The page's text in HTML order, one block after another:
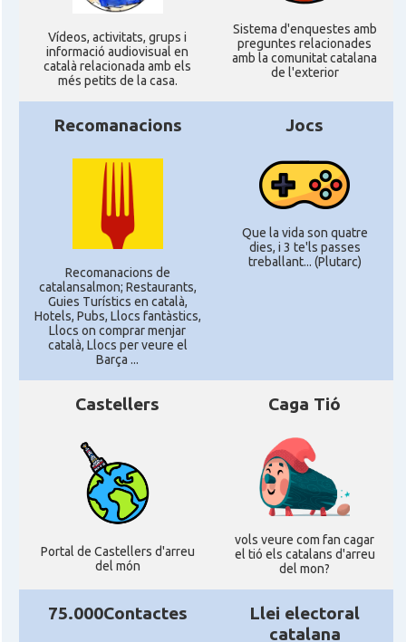
Ví­deos, activitats, grups i
informació audiovisual en
català relacionada amb els
més petits de la casa.
Sistema d'enquestes amb
preguntes relacionades
amb la comunitat catalana
de l'exterior
Recomanacions
Recomanacions de
catalansalmon; Restaurants,
Guies Turístics en català,
Hotels, Pubs, Llocs fantàstics,
Llocs on comprar menjar
català, Llocs per veure el
Barça ...
Jocs
Que la vida son quatre
dies, i 3 te'ls passes
treballant... (Plutarc)
Castellers
Portal de Castellers d'arreu
del món
Caga Tió
vols veure com fan cagar
el tió els catalans d'arreu
del mon?
75.000Contactes
Llei electoral
catalana